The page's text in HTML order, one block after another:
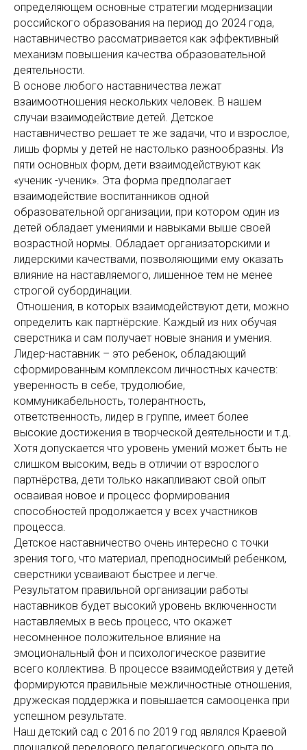
определяющем основные стратегии модернизации
российского образования на период до 2024 года,
наставничество рассматривается как эффективный
механизм повышения качества образовательной
деятельности.
В основе любого наставничества лежат
взаимоотношения нескольких человек. В нашем
случаи взаимодействие детей. Детское
наставничество решает те же задачи, что и взрослое,
лишь формы у детей не настолько разнообразны. Из
пяти основных форм, дети взаимодействуют как
«ученик -ученик». Эта форма предполагает
взаимодействие воспитанников одной
образовательной организации, при котором один из
детей обладает умениями и навыками выше своей
возрастной нормы. Обладает организаторскими и
лидерскими качествами, позволяющими ему оказать
влияние на наставляемого, лишенное тем не менее
строгой субординации.
Отношения, в которых взаимодействуют дети, можно
определить как партнёрские. Каждый из них обучая
сверстника и сам получает новые знания и умения.
Лидер-наставник – это ребенок, обладающий
сформированным комплексом личностных качеств:
уверенность в себе, трудолюбие,
коммуникабельность, толерантность,
ответственность, лидер в группе, имеет более
высокие достижения в творческой деятельности и т.д.
Хотя допускается что уровень умений может быть не
слишком высоким, ведь в отличии от взрослого
партнёрства, дети только накапливают свой опыт
осваивая новое и процесс формирования
способностей продолжается у всех участников
процесса.
Детское наставничество очень интересно с точки
зрения того, что материал, преподносимый ребенком,
сверстники усваивают быстрее и легче.
Результатом правильной организации работы
наставников будет высокий уровень включенности
наставляемых в весь процесс, что окажет
несомненное положительное влияние на
эмоциональный фон и психологическое развитие
всего коллектива. В процессе взаимодействия у детей
формируются правильные межличностные отношения,
дружеская поддержка и повышается самооценка при
успешном результате.
Наш детский сад с 2016 по 2019 год являлся Краевой